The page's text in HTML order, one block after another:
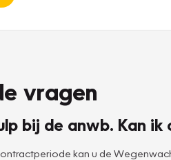
vragen
bij de anwb. Kan
kan u de